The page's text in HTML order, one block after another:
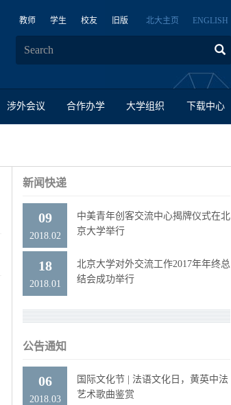
教师 学生 校友 旧版 北大主页 ENGLISH
涉外会议 合作办学 大学组织 下载中心
新闻快递
09
2018.02
中美青年创客交流中心揭牌仪式在北
京大学举行
18
2018.01
北京大学对外交流工作2017年年终总
结会成功举行
公告通知
06
2018.03
国际文化节 | 法语文化日，黄英中法
艺术歌曲鉴赏